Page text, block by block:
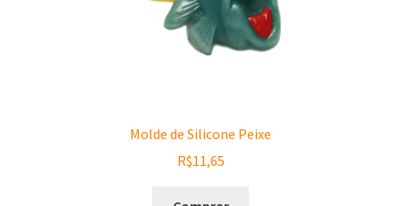
Molde de Silicone Peixe
R$11,65